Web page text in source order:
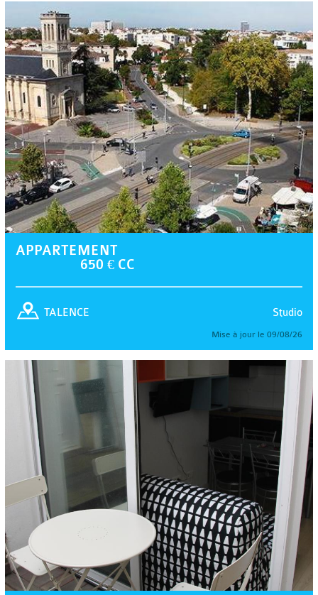
APPARTEMENT
650 € CC
Studio
TALENCE
Mise à jour le 09/08/26